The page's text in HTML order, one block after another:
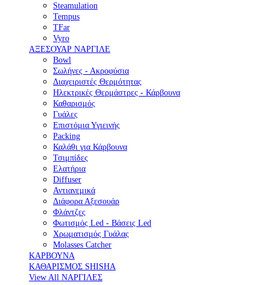
Steamulation
Tempus
TFar
Vyro
ΑΞΕΣΟΥΑΡ ΝΑΡΓΙΛΕ
Bowl
Σωλήνες - Ακροφύσια
Διαχειριστές Θερμότητας
Ηλεκτρικές Θερμάστρες - Κάρβουνα
Καθαρισμός
Γυάλες
Επιστόμια Υγιεινής
Packing
Καλάθι για Κάρβουνα
Τσιμπίδες
Ελατήρια
Diffuser
Αντιανεμικά
Διάφορα Αξεσουάρ
Φλάντζες
Φωτισμός Led - Βάσεις Led
Χρωματισμός Γυάλας
Molasses Catcher
ΚΑΡΒΟΥΝΑ
ΚΑΘΑΡΙΣΜΟΣ SHISHA
View All ΝΑΡΓΙΛΕΣ